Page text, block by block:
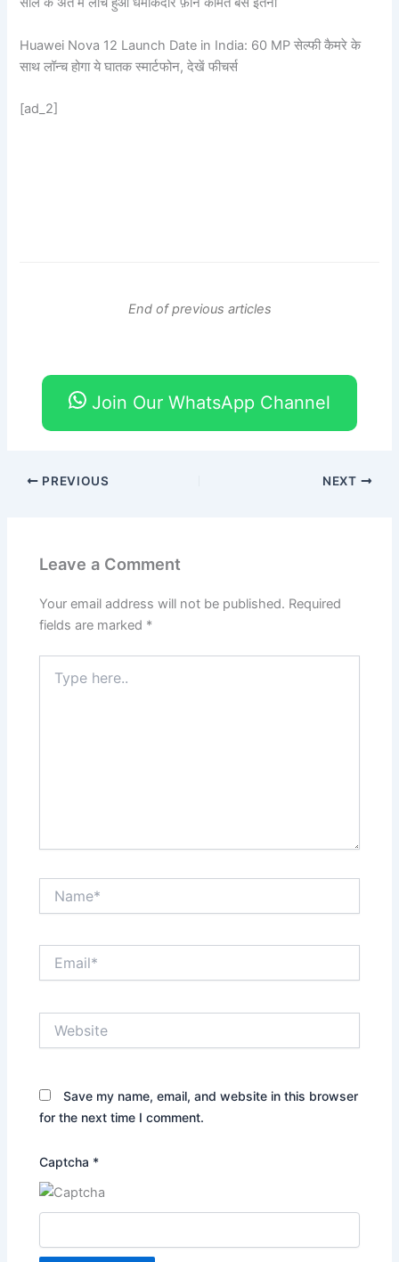
Huawei Nova 12 Launch Date in India: 60 MP सेल्फी कैमरे के
साथ लॉन्च होगा ये घातक स्मार्टफोन, देखें फीचर्स
[ad_2]
End of previous articles
Join Our WhatsApp Channel
PREVIOUS NEXT
Leave a Comment
Your email address will not be published. Required
fields are marked *
here..
Save my name, email, and website in this browser
for the next time I comment.
Captcha *